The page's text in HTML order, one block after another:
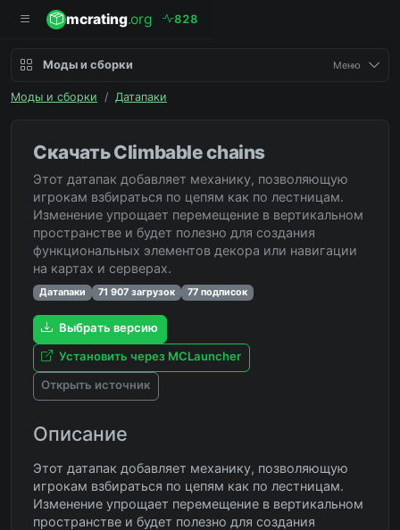
mcrating.org 828
Моды и сборки Меню
Моды и сборки / Датапаки
Скачать Climbable chains
Этот датапак добавляет механику, позволяющую
игрокам взбираться по цепям как по лестницам.
Изменение упрощает перемещение в вертикальном
пространстве и будет полезно для создания
функциональных элементов декора или навигации
на картах и серверах.
Датапаки 71 907 загрузок 77 подписок
Выбрать версию
Установить через MCLauncher
Открыть источник
Описание
Этот датапак добавляет механику, позволяющую
игрокам взбираться по цепям как по лестницам.
Изменение упрощает перемещение в вертикальном
пространстве и будет полезно для создания